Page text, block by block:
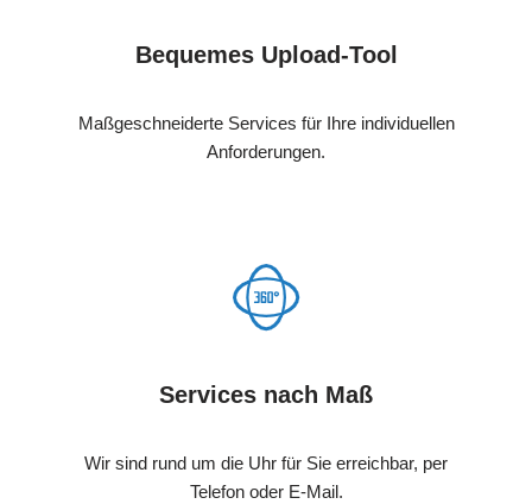
Bequemes Upload-Tool
Maßgeschneiderte Services für Ihre individuellen
Anforderungen.
Services nach Maß
Wir sind rund um die Uhr für Sie erreichbar, per
Telefon oder E-Mail.